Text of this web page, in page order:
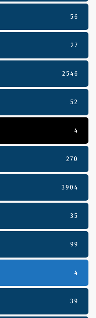
56
27
2546
52
4
270
3904
35
99
4
39